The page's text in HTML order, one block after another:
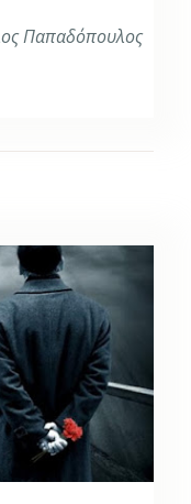
Παπαδόπουλος